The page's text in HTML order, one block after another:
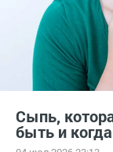
Сыпь,
быть и